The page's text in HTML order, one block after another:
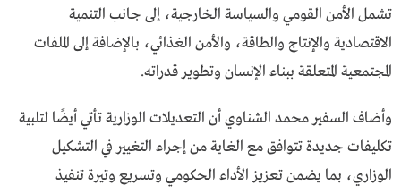
تشمل الأمن القومي والسياسة الخارجية، إلى جانب التنمية
الاقتصادية والإنتاج والطاقة، والأمن الغذائي، بالإضافة إلى الملفات
المجتمعية المتعلقة ببناء الإنسان وتطوير قدراته.
وأضاف السفير محمد الشناوي أن التعديلات الوزارية تأتي أيضًا لتلبية
تكليفات جديدة تتوافق مع الغاية من إجراء التغيير في التشكيل
الوزاري، بما يضمن تعزيز الأداء الحكومي وتسريع وتيرة تنفيذ